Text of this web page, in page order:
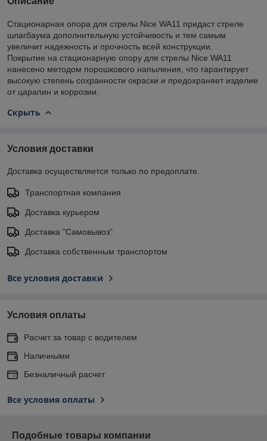
Стационарная опора для стрелы Nice WA11 придаст стреле
шлагбаума дополнительную устойчивость и тем самым
увеличит надежность и прочность всей конструкции.
Покрытие на стационарную опору для стрелы Nice WA11
нанесено методом порошкового напыления, что гарантирует
высокую степень сохранности окраски и предохраняет изделие
от царапин и коррозии.
Скрыть
Условия доставки
Доставка осуществляется только по предоплате.
Транспортная компания
Доставка курьером
Доставка "Самовывоз"
Доставка собственным транспортом
Все условия доставки
Условия оплаты
Расчет за товар с водителем
Наличными
Безналичный расчет
Все условия оплаты
Подобные товары компании